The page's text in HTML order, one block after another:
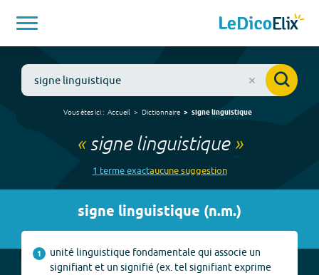
Vous êtes ici : Accueil Dictionnaire signe linguistique
«signe linguistique»
1 termeexactaucunesuggestion
signe linguistique (n.m.)
1
unité linguistique fondamentale qui associe un
signifiant et un signifié (ex. tel signifiant exprime